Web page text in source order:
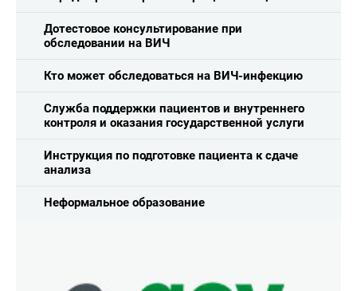
Дотестовое консультирование при
обследовании на ВИЧ
Кто может обследоваться на ВИЧ-инфекцию
Служба поддержки пациентов и внутреннего
контроля и оказания государственной услуги
Инструкция по подготовке пациента к сдаче
анализа
Неформальное образование